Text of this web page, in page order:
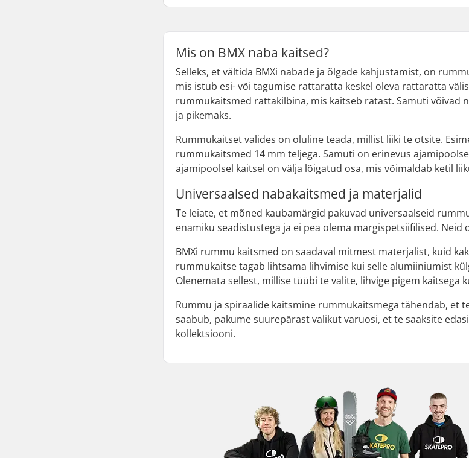
Mis on BMX naba kaitsed?
Selleks, et vältida BMXi nabade ja õlgade kahjustamist, on
mis istub esi- või tagumise rattaratta keskel oleva rattaratta
rummukaitsmed rattakilbina, mis kaitseb ratast. Samuti võivad
ja pikemaks.
Rummukaitset valides on oluline teada, millist liiki te otsite.
rummukaitsmed 14 mm teljega. Samuti on erinevus
ajamipoolsel kaitsel on välja lõigatud osa, mis võimaldab ketil
Universaalsed nabakaitsmed ja materjalid
Te leiate, et mõned kaubamärgid pakuvad universaalseid
enamiku seadistustega ja ei pea olema margispetsiifilised. Neid
BMXi rummu kaitsmed on saadaval mitmest materjalist, kuid
rummukaitse tagab lihtsama lihvimise kui selle alumiiniumist
Olenemata sellest, millise tüübi te valite, lihvige pigem kaitsega
Rummu ja spiraalide kaitsmine rummukaitsmega tähendab, et
saabub, pakume suurepärast valikut varuosi, et te saaksite
kollektsiooni.